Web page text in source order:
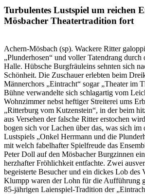
Turbulentes Lustspiel um reichen
Mösbacher Theatertradition fort
Achern-Mösbach (sp). Wackere Ritter
„Plunderhosen“ und voller Tatendrang
Halle. Hübsche Burgfräuleins sehnten sich
Schönheit. Die Zuschauer erlebten beim
Männerchors „Eintracht“ sogar „Theater im
Bühne verwandelte sich schlagartig vom
Wohnzimmer nebst heftiger Streiterei ums
„Ritterburg vom Kutzenstein“, in der beim
aus Versehen der falsche Ritter erstochen
bogen sich vor Lachen über das, was sich im
Lustspiels „Onkel Herrmann und die
mit welch fabelhafter Spielfreude das
Peter Doll auf den Mösbacher Burgzinnen
herzhafter Fröhlichkeit entfachte. Zwei
begeisterte Besucher und ein dickes Lob des
Klumpp waren der Lohn für die Aufführung
85-jährigen Laienspiel-Tradition der